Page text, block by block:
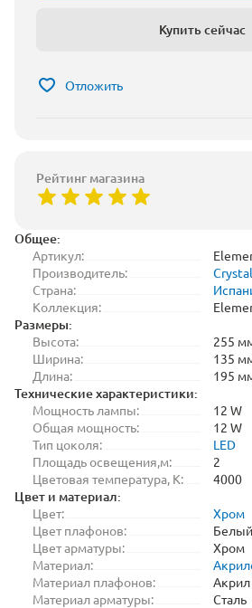
Общее:
Артикул:
Производитель:
Страна:
Коллекция:
Размеры:
Высота:
255
Ширина:
135
Длина:
195
Технические характеристики:
Мощность лампы:
12 W
Общая мощность:
12 W
Тип цоколя:
LED
Площадь освещения,м:
2
Цветовая температура, K:
4000
Цвет и материал:
Цвет:
Хром
Цвет плафонов:
Белый
Цвет арматуры:
Хром
Материал:
Материал плафонов:
Акрил
Материал арматуры:
Сталь
Купить сейчас
Отложить
Рейтинг магазина